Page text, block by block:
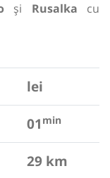
și Rusalka cu
lei
01 min
29 km